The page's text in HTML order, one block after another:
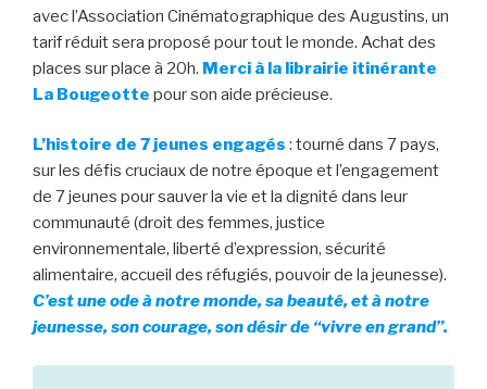
avec l’Association Cinématographique des Augustins, un
tarif réduit sera proposé pour tout le monde. Achat des
places sur place à 20h. Merci à la librairie itinérante
La Bougeotte pour son aide précieuse.
L’histoire de 7 jeunes engagés : tourné dans 7 pays,
sur les défis cruciaux de notre époque et l’engagement
de 7 jeunes pour sauver la vie et la dignité dans leur
communauté (droit des femmes, justice
environnementale, liberté d’expression, sécurité
alimentaire, accueil des réfugiés, pouvoir de la jeunesse).
C’est une ode à notre monde, sa beauté, et à notre
jeunesse, son courage, son désir de “vivre en grand”.